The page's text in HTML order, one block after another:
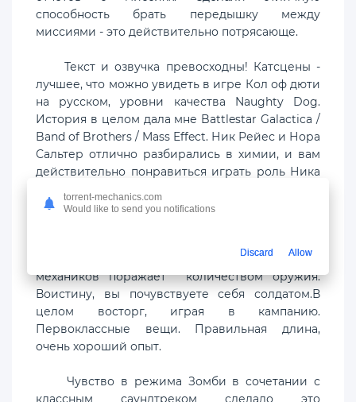
способность брать передышку между
миссиями - это действительно потрясающе.
Текст и озвучка превосходны! Катсцены -
лучшее, что можно увидеть в игре Кол оф дюти
на русском, уровни качества Naughty Dog.
История в целом дала мне Battlestar Galactica /
Band of Brothers / Mass Effect. Ник Рейес и Нора
Сальтер отлично разбирались в химии, и вам
действительно понравиться играть роль Ника
разницу между ними. Call of duty от
механиков поражает количеством оружия.
Воистину, вы почувствуете себя солдатом.В
целом восторг, играя в кампанию.
Первоклассные вещи. Правильная длина,
очень хороший опыт.
​​Чувство в режима Зомби в сочетании с
классным саундтреком сделало это
torrent-mechanics.com
Would like to send you notifications
Discard Allow